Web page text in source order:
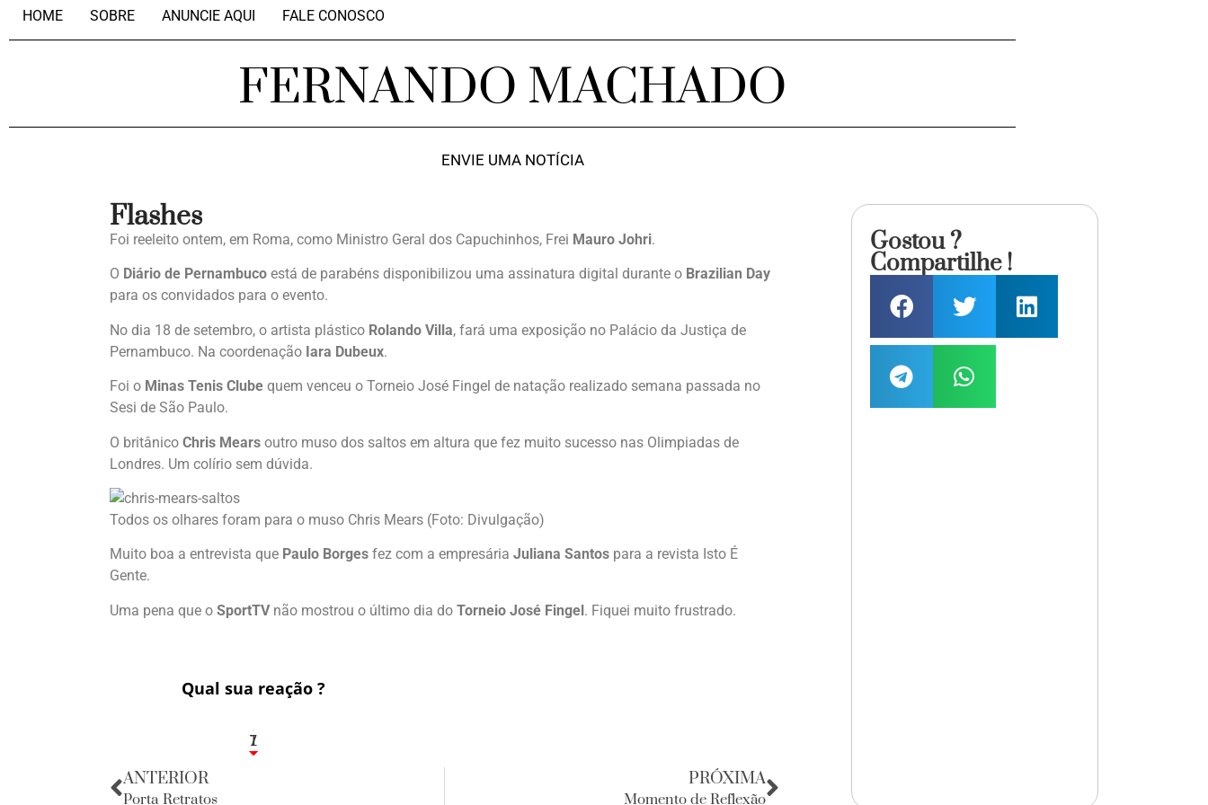
HOME SOBRE ANUNCIE AQUI FALE CONOSCO
FERNANDO MACHADO
ENVIE UMA NOTÍCIA
Flashes
Foi reeleito ontem, em Roma, como Ministro Geral dos Capuchinhos, Frei Mauro Johri.
O Diário de Pernambuco está de parabéns disponibilizou uma assinatura digital durante o Brazilian Day
para os convidados para o evento.
No dia 18 de setembro, o artista plástico Rolando Villa, fará uma exposição no Palácio da Justiça de
Pernambuco. Na coordenação Iara Dubeux.
Foi o Minas Tenis Clube quem venceu o Torneio José Fingel de natação realizado semana passada no
Sesi de São Paulo.
O britânico Chris Mears outro muso dos saltos em altura que fez muito sucesso nas Olimpiadas de
Londres. Um colírio sem dúvida.
Todos os olhares foram para o muso Chris Mears (Foto: Divulgação)
Muito boa a entrevista que Paulo Borges fez com a empresária Juliana Santos para a revista Isto É
Gente.
Uma pena que o SportTVnão mostrou o último dia do Torneio José Fingel. Fiquei muito frustrado.
Qual sua reação ?
1
7
ANTERIOR
Porta Retratos
PRÓXIMA
Momento de Reflexão
Gostou ?
Compartilhe !